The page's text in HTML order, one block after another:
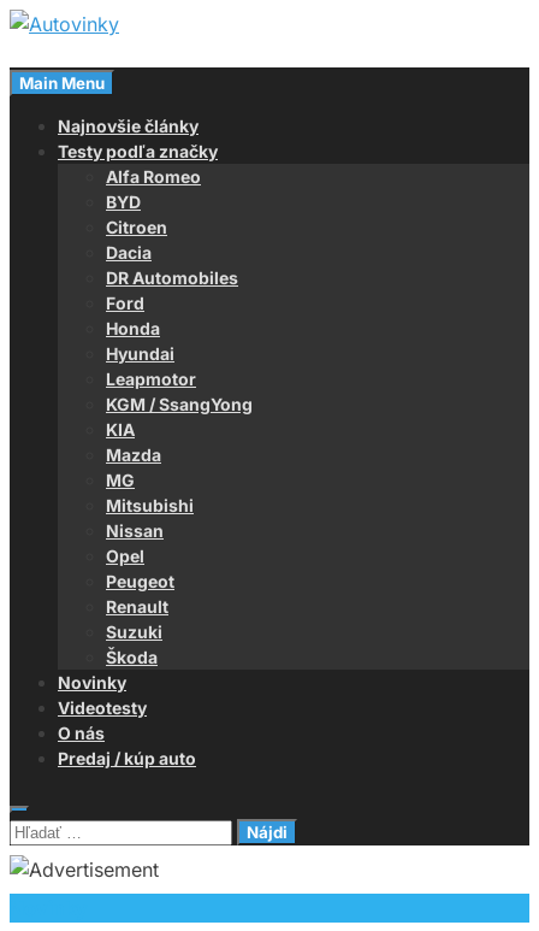
Skip
content
Autovinky
Magazín o autách
Main Menu
Najnovšie články
Testy podľa značky
Alfa Romeo
BYD
Citroen
Dacia
DR Automobiles
Ford
Honda
Hyundai
Leapmotor
KGM / SsangYong
KIA
Mazda
MG
Mitsubishi
Nissan
Opel
Peugeot
Renault
Suzuki
Škoda
Novinky
Videotesty
O nás
Predaj / kúp auto
Hľadať: